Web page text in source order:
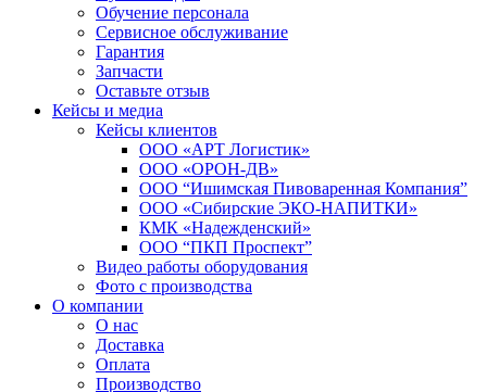
Обучение персонала
Сервисное обслуживание
Гарантия
Запчасти
Оставьте отзыв
Кейсы и медиа
Кейсы клиентов
ООО «АРТ Логистик»
ООО «ОРОН-ДВ»
ООО “Ишимская Пивоваренная Компания”
ООО «Сибирские ЭКО-НАПИТКИ»
КМК «Надежденский»
ООО “ПКП Проспект”
Видео работы оборудования
Фото с производства
О компании
О нас
Доставка
Оплата
Производство